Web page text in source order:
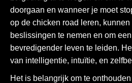
doorgaan en wanneer je moet
op de chicken road leren,
beslissingen te nemen en om
bevredigender leven te leiden.
van intelligentie, intuïtie, en
Het is belangrijk om te